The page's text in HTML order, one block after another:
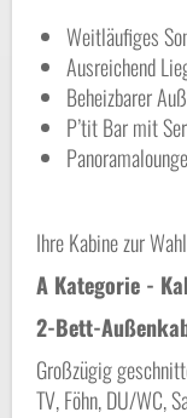
Weitläufiges
Ausreichend
Beheizbarer
P’tit Bar mit
Ihre Kabine zur
A Kategorie -
2-Bett-
Großzügig
TV, Föhn, DU/WC,